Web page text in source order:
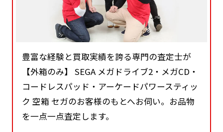
豊富な経験と買取実績を誇る専門の査定士が
【外箱のみ】 SEGA メガドライブ2・メガCD・
コードレスパッド・アーケードパワースティッ
ク 空箱 セガのお客様のもとへお伺い。お品物
を一点一点査定します。